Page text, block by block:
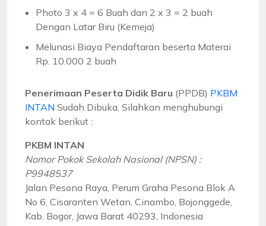
Photo 3 x 4 = 6 Buah dan 2 x 3 = 2 buah
Dengan Latar Biru (Kemeja)
Melunasi Biaya Pendaftaran beserta Materai
Rp. 10.000 2 buah
Penerimaan Peserta Didik Baru (PPDB) PKBM
INTAN Sudah Dibuka, Silahkan menghubungi
kontak berikut :
PKBM INTAN
Nomor Pokok Sekolah Nasional (NPSN) :
P9948537
Jalan Pesona Raya, Perum Graha Pesona Blok A
No 6, Cisaranten Wetan, Cinambo, Bojonggede,
Kab. Bogor, Jawa Barat 40293, Indonesia